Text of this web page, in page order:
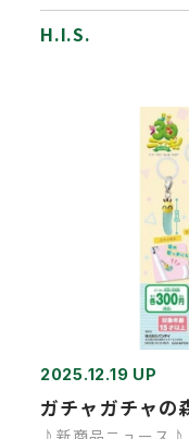
H.I.S.
2025.12.19 UP
ガチャガチャの